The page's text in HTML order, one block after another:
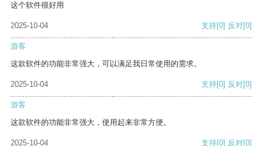
这个软件很好用
2025-10-04 支持[0] 反对[0]
游客
这款软件的功能非常强大，可以满足我日常使用的需求。
2025-10-04 支持[0] 反对[0]
游客
这款软件的功能非常强大，使用起来非常方便。
2025-10-04 支持[0] 反对[0]